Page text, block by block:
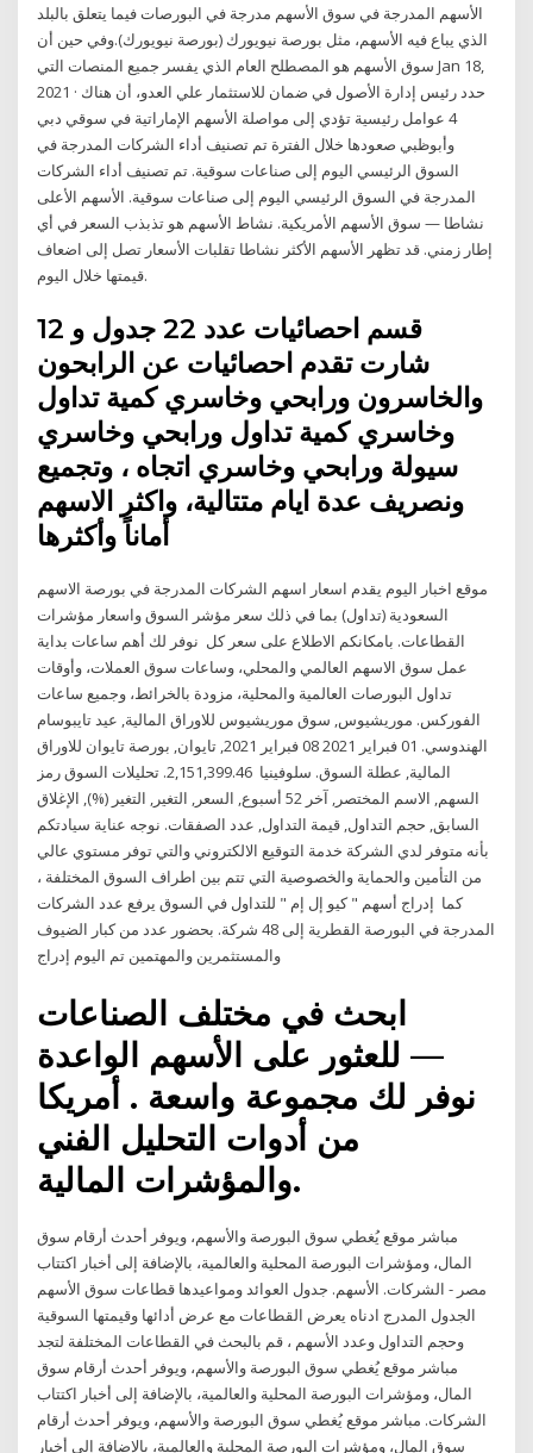
الأسهم المدرجة في سوق الأسهم مدرجة في البورصات فيما يتعلق بالبلد
الذي يباع فيه الأسهم، مثل بورصة نيويورك (بورصة نيويورك).وفي حين أن
سوق الأسهم هو المصطلح العام الذي يفسر جميع المنصات التي Jan 18,
2021 · حدد رئيس إدارة الأصول في ضمان للاستثمار علي العدو، أن هناك
4 عوامل رئيسية تؤدي إلى مواصلة الأسهم الإماراتية في سوقي دبي
وأبوظبي صعودها خلال الفترة تم تصنيف أداء الشركات المدرجة في
السوق الرئيسي اليوم إلى صناعات سوقية. تم تصنيف أداء الشركات
المدرجة في السوق الرئيسي اليوم إلى صناعات سوقية. الأسهم الأعلى
نشاطا — سوق الأسهم الأمريكية. نشاط الأسهم هو تذبذب السعر في أي
إطار زمني. قد تظهر الأسهم الأكثر نشاطا تقلبات الأسعار تصل إلى اضعاف
قيمتها خلال اليوم.
قسم احصائيات عدد 22 جدول و 12
شارت تقدم احصائيات عن الرابحون
والخاسرون ورابحي وخاسري كمية تداول
وخاسري كمية تداول ورابحي وخاسري
سيولة ورابحي وخاسري اتجاه ، وتجميع
ونصريف عدة ايام متتالية، واكثر الاسهم
أماناً وأكثرها
موقع اخبار اليوم يقدم اسعار اسهم الشركات المدرجة في بورصة الاسهم
السعودية (تداول) بما في ذلك سعر مؤشر السوق واسعار مؤشرات
القطاعات. بامكانكم الاطلاع على سعر كل نوفر لك أهم ساعات بداية
عمل سوق الاسهم العالمي والمحلي، وساعات سوق العملات، وأوقات
تداول البورصات العالمية والمحلية، مزودة بالخرائط، وجميع ساعات
الفوركس. موريشيوس, سوق موريشيوس للاوراق المالية, عيد تايبوسام
الهندوسي. 01 فبراير 2021 08 فبراير 2021, تايوان, بورصة تايوان للاوراق
المالية, عطلة السوق. سلوفينيا 2,151,399.46. تحليلات السوق رمز
السهم, الاسم المختصر, آخر 52 أسبوع, السعر, التغير, التغير (%), الإغلاق
السابق, حجم التداول, قيمة التداول, عدد الصفقات. نوجه عناية سيادتكم
بأنه متوفر لدي الشركة خدمة التوقيع الالكتروني والتي توفر مستوي عالي
من التأمين والحماية والخصوصية التي تتم بين اطراف السوق المختلفة ،
كما إدراج أسهم " كيو إل إم " للتداول في السوق يرفع عدد الشركات
المدرجة في البورصة القطرية إلى 48 شركة. بحضور عدد من كبار الضيوف
ابحث في مختلف الصناعات
للعثور على الأسهم الواعدة —
من أدوات التحليل الفني
والمؤشرات المالية.
مباشر موقع يُغطي سوق البورصة والأسهم، ويوفر أحدث أرقام سوق
المال، ومؤشرات البورصة المحلية والعالمية، بالإضافة إلى أخبار اكتتاب
الشركات. الأسهم. جدول العوائد ومواعيدها قطاعات سوق الأسهم - ‎مصر‎
الجدول المدرج ادناه يعرض القطاعات مع عرض أدائها وقيمتها السوقية
وحجم التداول وعدد الأسهم ، قم بالبحث في القطاعات المختلفة لتجد
مباشر موقع يُغطي سوق البورصة والأسهم، ويوفر أحدث أرقام سوق
المال، ومؤشرات البورصة المحلية والعالمية، بالإضافة إلى أخبار اكتتاب
الشركات. مباشر موقع يُغطي سوق البورصة والأسهم، ويوفر أحدث أرقام
سوق المال، ومؤشرات البورصة المحلية والعالمية، بالإضافة إلى أخبار